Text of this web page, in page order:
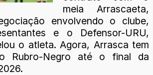
meia Arrascaeta,
envolvendo o clube,
e o Defensor-URU,
o atleta. Agora, Arrasca tem
Rubro-Negro até o final da